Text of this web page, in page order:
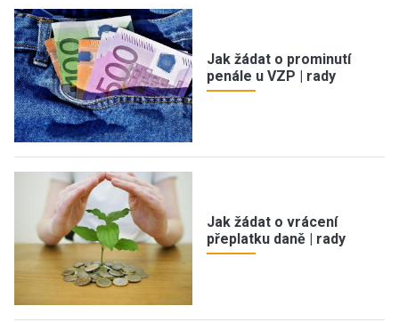
Jak žádat o prominutí
penále u VZP | rady
Jak žádat o vrácení
přeplatku daně | rady